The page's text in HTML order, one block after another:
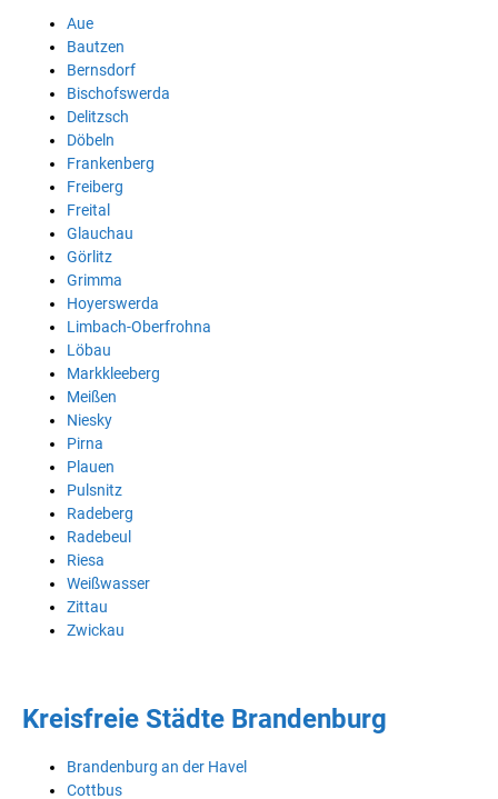
Aue
Bautzen
Bernsdorf
Bischofswerda
Delitzsch
Döbeln
Frankenberg
Freiberg
Freital
Glauchau
Görlitz
Grimma
Hoyerswerda
Limbach-Oberfrohna
Löbau
Markkleeberg
Meißen
Niesky
Pirna
Plauen
Pulsnitz
Radeberg
Radebeul
Riesa
Weißwasser
Zittau
Zwickau
Kreisfreie Städte Brandenburg
Brandenburg an der Havel
Cottbus